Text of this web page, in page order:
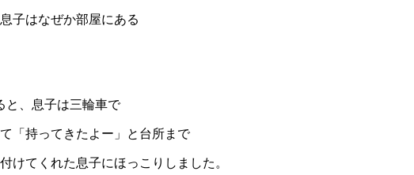
子はなぜか部屋にある
と、息子は三輪車で
「持ってきたよー」と台所まで
けてくれた息子にほっこりしました。